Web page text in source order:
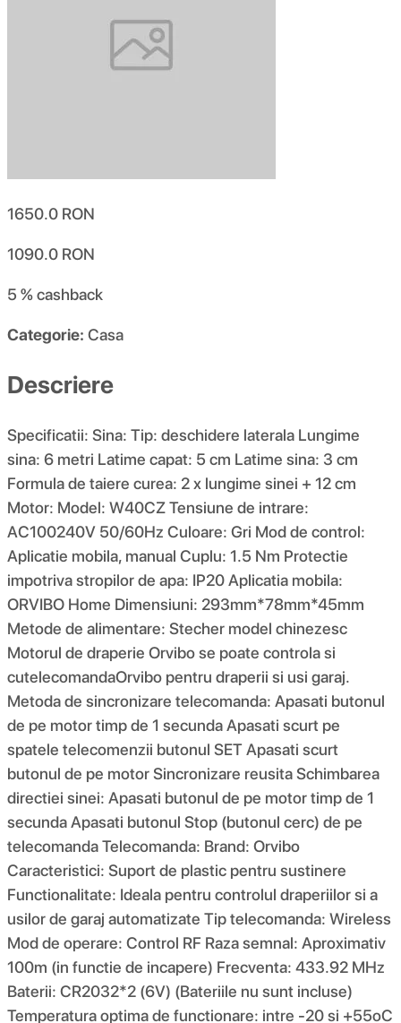
1650.0 RON
1090.0 RON
5 %cashback
Categorie: Casa
Descriere
Specificatii: Sina: Tip: deschidere laterala Lungime
sina: 6 metri Latime capat: 5 cm Latime sina: 3 cm
Formula de taiere curea: 2 x lungime sinei + 12 cm
Motor: Model: W40CZ Tensiune de intrare:
AC100240V 50/60Hz Culoare: Gri Mod de control:
Aplicatie mobila, manual Cuplu: 1.5 Nm Protectie
impotriva stropilor de apa: IP20 Aplicatia mobila:
ORVIBO Home Dimensiuni: 293mm*78mm*45mm
Metode de alimentare: Stecher model chinezesc
Motorul de draperie Orvibo se poate controla si
cutelecomandaOrvibo pentru draperii si usi garaj.
Metoda de sincronizare telecomanda: Apasati butonul
de pe motor timp de 1 secunda Apasati scurt pe
spatele telecomenzii butonul SET Apasati scurt
butonul de pe motor Sincronizare reusita Schimbarea
directiei sinei: Apasati butonul de pe motor timp de 1
secunda Apasati butonul Stop (butonul cerc) de pe
telecomanda Telecomanda: Brand: Orvibo
Caracteristici: Suport de plastic pentru sustinere
Functionalitate: Ideala pentru controlul draperiilor si a
usilor de garaj automatizate Tip telecomanda: Wireless
Mod de operare: Control RF Raza semnal: Aproximativ
100m (in functie de incapere) Frecventa: 433.92 MHz
Baterii: CR2032*2 (6V) (Bateriile nu sunt incluse)
Temperatura optima de functionare: intre -20 si +55oC